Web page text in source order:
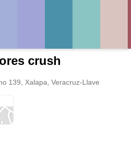
crush
139, Xalapa, Veracruz-Llave